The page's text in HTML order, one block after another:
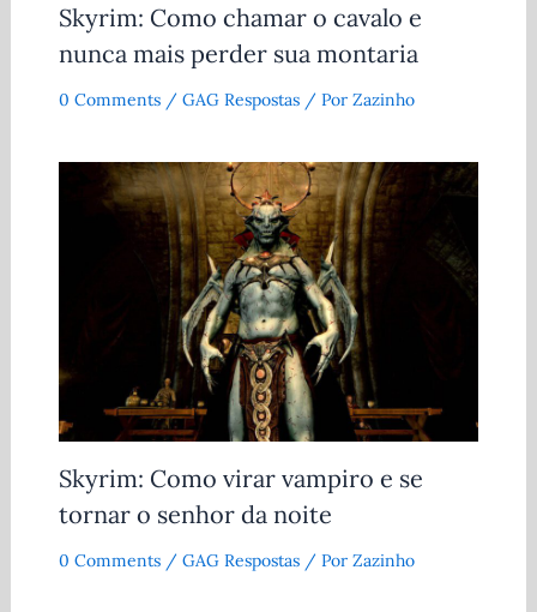
Skyrim: Como chamar o cavalo e
nunca mais perder sua montaria
0 Comments / GAG Respostas/ Por Zazinho
Skyrim: Como virar vampiro e se
tornar o senhor da noite
0 Comments / GAG Respostas/ Por Zazinho